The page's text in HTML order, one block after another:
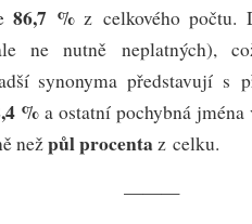
86,7 %z celkového počtu.
ne nutně neplatných),
synonyma představují s
% a ostatní pochybná
nežpůl procenta z celku.
———